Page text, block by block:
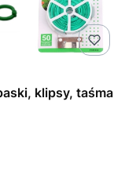
klipsy, taśma